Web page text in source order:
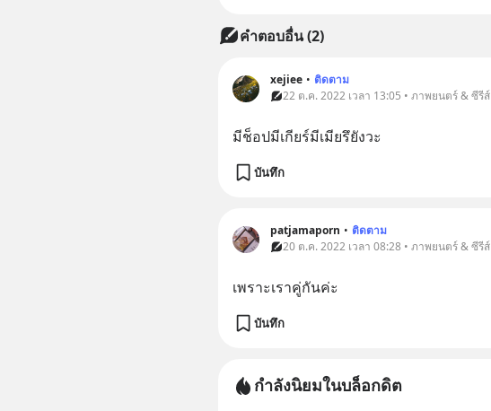
คำตอบอื่น(2)
xejiee • ติดตาม
22 ต.ค. 2022 เวลา 13:05 • ภาพยนตร์ & ซีรีส์
มีช็อปมีเกียร์มีเมียรึยังวะ
บันทึก
patjamaporn • ติดตาม
20 ต.ค. 2022 เวลา 08:28 • ภาพยนตร์ & ซีรีส์
เพราะเราคู่กันค่ะ
บันทึก
กำลังนิยมในบล็อกดิต